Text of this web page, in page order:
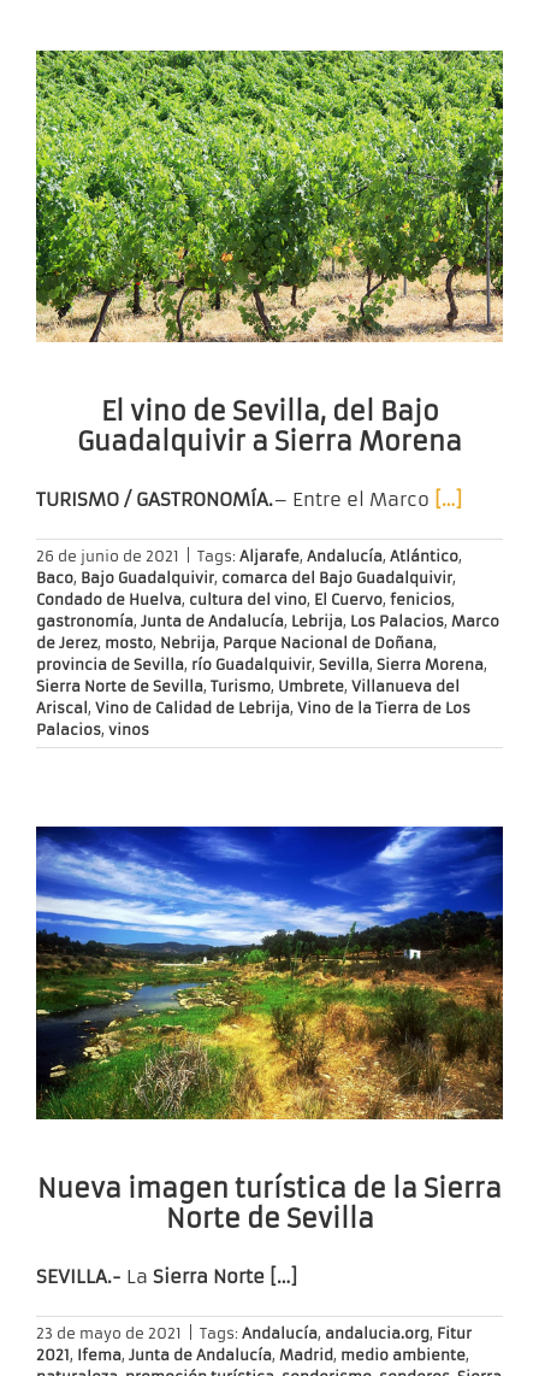
El vino de Sevilla, del Bajo
Guadalquivir a Sierra Morena
TURISMO / GASTRONOMÍA.– Entre el Marco […]
26 de junio de 2021 Tags: Aljarafe, Andalucía, Atlántico,
Baco, Bajo Guadalquivir, comarca del Bajo Guadalquivir,
Condado de Huelva, cultura del vino, El Cuervo, fenicios,
gastronomía, Junta de Andalucía, Lebrija, Los Palacios, Marco
de Jerez, mosto, Nebrija, Parque Nacional de Doñana,
provincia de Sevilla, río Guadalquivir, Sevilla, Sierra Morena,
Sierra Norte de Sevilla, Turismo, Umbrete, Villanueva del
Ariscal , Vino de Calidad de Lebrija, Vino de la Tierra de Los
Palacios, vinos
Nueva imagen turística de la Sierra
Norte de Sevilla
SEVILLA.- La Sierra Norte […]
23 de mayo de 2021 Tags: Andalucía, andalucia.org, Fitur
2021, Ifema, Junta de Andalucía, Madrid, medio ambiente,